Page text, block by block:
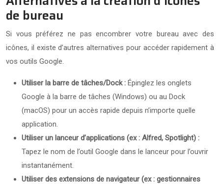
de bureau
Si vous préférez ne pas encombrer votre bureau avec des
icônes, il existe d’autres alternatives pour accéder rapidement à
vos outils Google.
Utiliser la barre de tâches/Dock : Épinglez les onglets
Google à la barre de tâches (Windows) ou au Dock
(macOS) pour un accès rapide depuis n’importe quelle
application.
Utiliser un lanceur d’applications (ex : Alfred, Spotlight) :
Tapez le nom de l’outil Google dans le lanceur pour l’ouvrir
instantanément.
Utiliser des extensions de navigateur (ex : gestionnaires